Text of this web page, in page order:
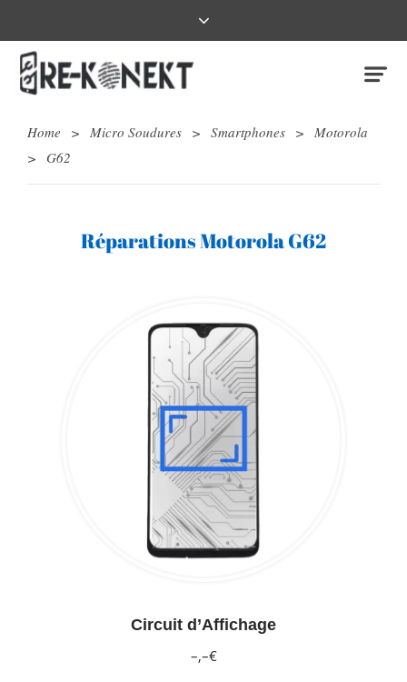
Home > Micro Soudures > Smartphones > Motorola
> G62
Réparations Motorola G62
Circuit d’Affichage
–,–€